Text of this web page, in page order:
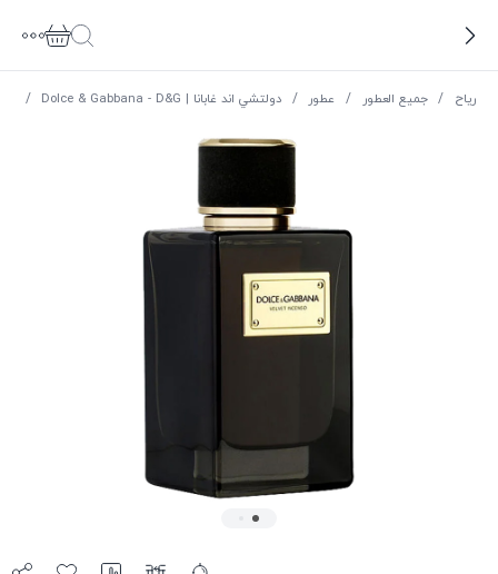
ریاح / جميع العطور / عطور / دولتشي اند غابانا | Dolce & Gabbana - D&G /